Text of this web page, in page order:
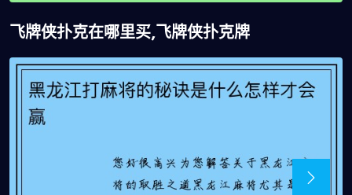
飞牌侠扑克在哪里买,飞牌侠扑克牌